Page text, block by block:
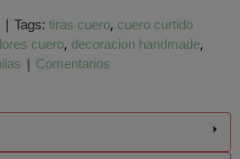
| Tags:tiras cuero cuero curtido
cuero decoracion handmade
| Comentarios